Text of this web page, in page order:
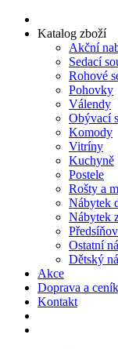
Katalog zboží
Akční
Sedací
Rohové
Pohovky
Válendy
Obývací
Komody
Vitríny
Kuchyně
Postele
Rošty a
Nábytek
Nábytek
Ostatní
Dětský
Akce
Doprava a
Kontakt